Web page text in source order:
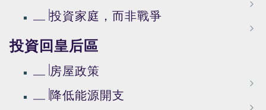
投資家庭，而非戰爭
投資回皇后區
房屋政策
降低能源開支